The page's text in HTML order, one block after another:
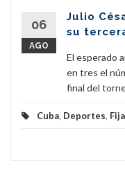
06
AGO
Julio
su
El esperado
en tres el
final del
Cuba, Deportes,